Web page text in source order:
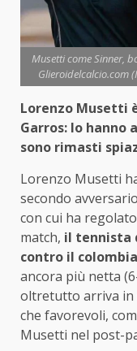
Musetti come Sinner,
Glieroidelcalcio.com
Lorenzo Musetti
Garros: lo hanno
sono rimasti
Lorenzo Musetti
secondo
con cui ha
match, il tennista
contro il
ancora più netta
oltretutto arriva in
che favorevoli,
Musetti nel post-